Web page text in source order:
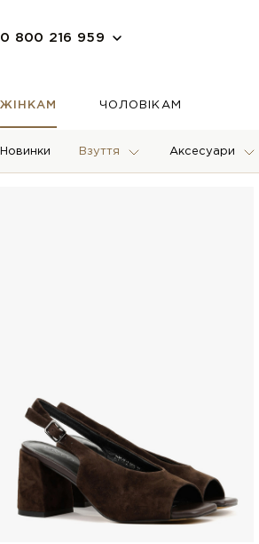
0 800 216 959
ЖІНКАМ ЧОЛОВІКАМ
Новинки Взуття Аксесуари